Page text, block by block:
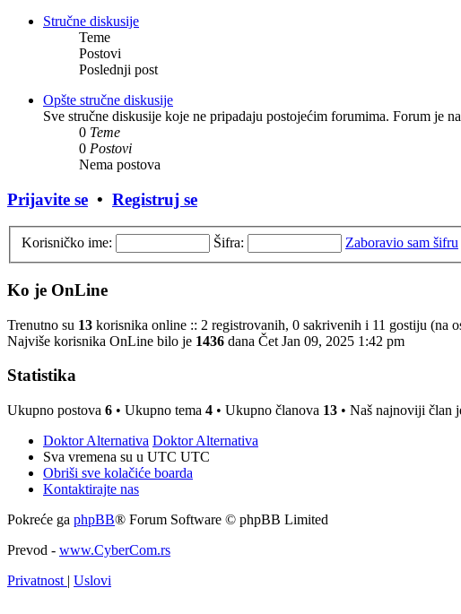
Stručne diskusije
Teme
Postovi
Poslednji post
Opšte stručne diskusije
Sve stručne diskusije koje ne pripadaju postojećim forumima. Forum je
0 Teme
0 Postovi
Nema postova
Prijavite se • Registruj se
Korisničko ime: Šifra: Zaboravio sam šifru
Ko je OnLine
Trenutno su 13 korisnika online :: 2 registrovanih, 0 sakrivenih i 11 gostiju (na
Najviše korisnika OnLine bilo je 1436 dana Čet Jan 09, 2025 1:42 pm
Statistika
Ukupno postova 6 • Ukupno tema 4 • Ukupno članova 13 • Naš najnoviji član
Doktor Alternativa Doktor Alternativa
Sva vremena su u UTC UTC
Obriši sve kolačiće boarda
Kontaktirajte nas
Pokreće ga phpBB® Forum Software © phpBB Limited
Prevod - www.CyberCom.rs
Privatnost | Uslovi